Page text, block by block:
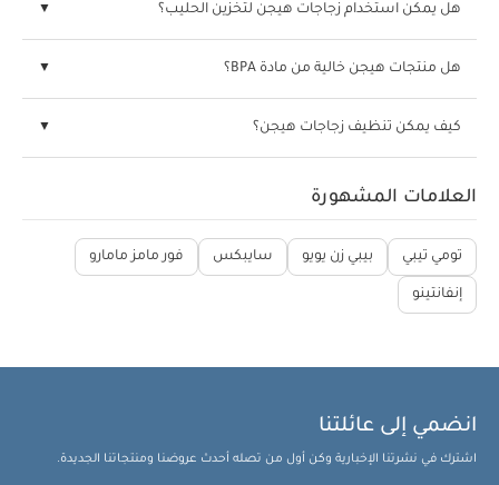
هل يمكن استخدام زجاجات هيجن لتخزين الحليب؟
هل منتجات هيجن خالية من مادة BPA؟
كيف يمكن تنظيف زجاجات هيجن؟
العلامات المشهورة
تومي تيبي بيبي زن يويو سايبكس فور مامز مامارو
إنفانتينو
انضمي إلى عائلتنا
اشترك في نشرتنا الإخبارية وكن أول من تصله أحدث عروضنا ومنتجاتنا الجديدة.